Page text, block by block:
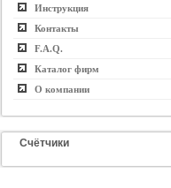
Инструкция
Контакты
F.A.Q.
Каталог фирм
О компании
Счётчики